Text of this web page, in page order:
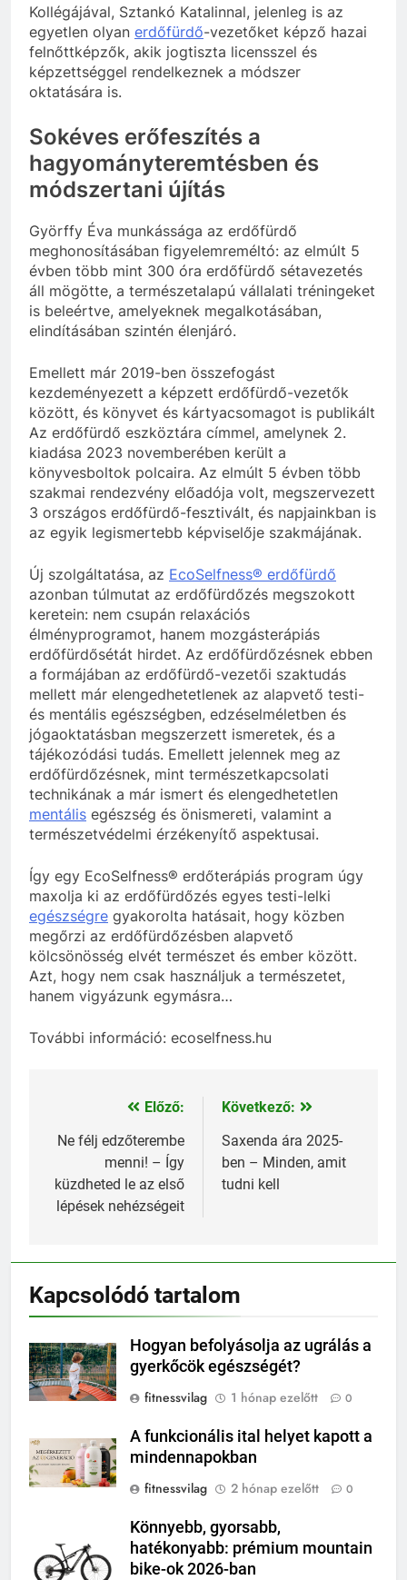
Kollégájával, Sztankó Katalinnal, jelenleg is az
egyetlen olyan erdőfürdő-vezetőket képző hazai
felnőttképzők, akik jogtiszta licensszel és
képzettséggel rendelkeznek a módszer
oktatására is.
Sokéves erőfeszítés a
hagyományteremtésben és
módszertani újítás
Györffy Éva munkássága az erdőfürdő
meghonosításában figyelemreméltó: az elmúlt 5
évben több mint 300 óra erdőfürdő sétavezetés
áll mögötte, a természetalapú vállalati tréningeket
is beleértve, amelyeknek megalkotásában,
elindításában szintén élenjáró.
Emellett már 2019-ben összefogást
kezdeményezett a képzett erdőfürdő-vezetők
között, és könyvet és kártyacsomagot is publikált
Az erdőfürdő eszköztára címmel, amelynek 2.
kiadása 2023 novemberében került a
könyvesboltok polcaira. Az elmúlt 5 évben több
szakmai rendezvény előadója volt, megszervezett
3 országos erdőfürdő-fesztivált, és napjainkban is
az egyik legismertebb képviselője szakmájának.
Új szolgáltatása, az EcoSelfness® erdőfürdő
azonban túlmutat az erdőfürdőzés megszokott
keretein: nem csupán relaxációs
élményprogramot, hanem mozgásterápiás
erdőfürdősétát hirdet. Az erdőfürdőzésnek ebben
a formájában az erdőfürdő-vezetői szaktudás
mellett már elengedhetetlenek az alapvető testi-
és mentális egészségben, edzéselméletben és
jógaoktatásban megszerzett ismeretek, és a
tájékozódási tudás. Emellett jelennek meg az
erdőfürdőzésnek, mint természetkapcsolati
technikának a már ismert és elengedhetetlen
mentális egészség és önismereti, valamint a
természetvédelmi érzékenyítő aspektusai.
Így egy EcoSelfness® erdőterápiás program úgy
maxolja ki az erdőfürdőzés egyes testi-lelki
egészségre gyakorolta hatásait, hogy közben
megőrzi az erdőfürdőzésben alapvető
kölcsönösség elvét természet és ember között.
Azt, hogy nem csak használjuk a természetet,
hanem vigyázunk egymásra…
További információ: ecoselfness.hu
Bejegyzés
navigáció
Előző:
Ne félj edzőterembe
menni! – Így
küzdheted le az első
lépések nehézségeit
Következő:
Saxenda ára 2025-
ben – Minden, amit
tudni kell
Kapcsolódó tartalom
Hogyan befolyásolja az ugrálás a
gyerkőcök egészségét?
fitnessvilag
1 hónap ezelőtt 0
A funkcionális ital helyet kapott a
mindennapokban
fitnessvilag
2 hónap ezelőtt 0
Könnyebb, gyorsabb,
hatékonyabb: prémium mountain
bike-ok 2026-ban